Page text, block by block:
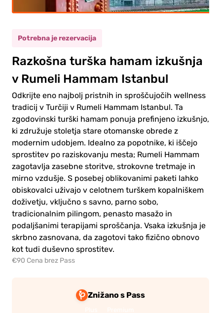
Potrebna je rezervacija
Razkošna turška hamam izkušnja
v Rumeli Hammam Istanbul
Odkrijte eno najbolj pristnih in sproščujočih wellness
tradicij v Turčiji v Rumeli Hammam Istanbul. Ta
zgodovinski turški hamam ponuja prefinjeno izkušnjo,
ki združuje stoletja stare otomanske obrede z
modernim udobjem. Idealno za popotnike, ki iščejo
sprostitev po raziskovanju mesta; Rumeli Hammam
zagotavlja zasebne storitve, strokovne tretmaje in
mirno vzdušje. S posebej oblikovanimi paketi lahko
obiskovalci uživajo v celotnem turškem kopalniškem
doživetju, vključno s savno, parno sobo,
tradicionalnim pilingom, penasto masažo in
podaljšanimi terapijami sproščanja. Vsaka izkušnja je
skrbno zasnovana, da zagotovi tako fizično obnovo
kot tudi duševno sprostitev.
€90 Cena brez Pass
Znižano s Pass
0.00€
0.00€